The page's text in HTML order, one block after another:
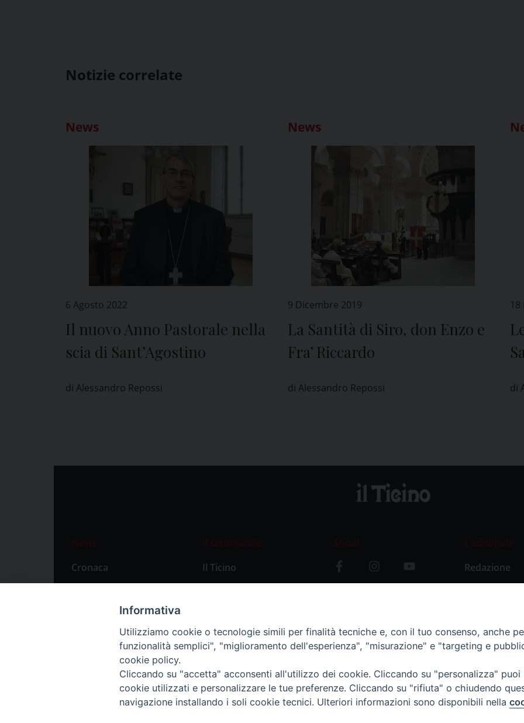
Notizie correlate
News
6 Agosto 2022
Il nuovo Anno Pastorale nella
scia di Sant’Agostino
di Alessandro Repossi
News
9 Dicembre 2019
La Santità di Siro, don Enzo e
Fra’ Riccardo
di Alessandro Repossi di
News
Cronaca
Attualità
Primo Piano
Il settimanale
Il Ticino
Abbonamenti
Social
L’editoriale
Redazione
Storia
Informativa
Utilizziamo cookie o tecnologie simili per finalità tecniche e, con il tuo consenso, anche
funzionalità semplici", "miglioramento dell'esperienza", "misurazione" e "targeting e
cookie policy.
Cliccando su "accetta" acconsenti all'utilizzo dei cookie. Cliccando su "personalizza"
cookie utilizzati e personalizzare le tue preferenze. Cliccando su "rifiuta" o chiudendo
navigazione installando i soli cookie tecnici. Ulteriori informazioni sono disponibili nella